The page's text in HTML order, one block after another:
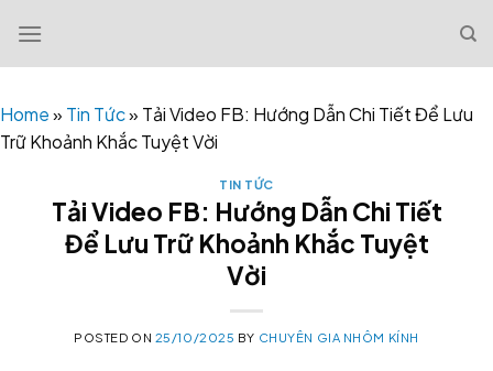
content
Home» Tin Tức» Tải Video FB: Hướng Dẫn Chi Tiết Để Lưu
Trữ Khoảnh Khắc Tuyệt Vời
TIN TỨC
Tải Video FB: Hướng Dẫn Chi Tiết
Để Lưu Trữ Khoảnh Khắc Tuyệt
Vời
POSTED ON 25/10/2025 BY CHUYÊN GIA NHÔM KÍNH